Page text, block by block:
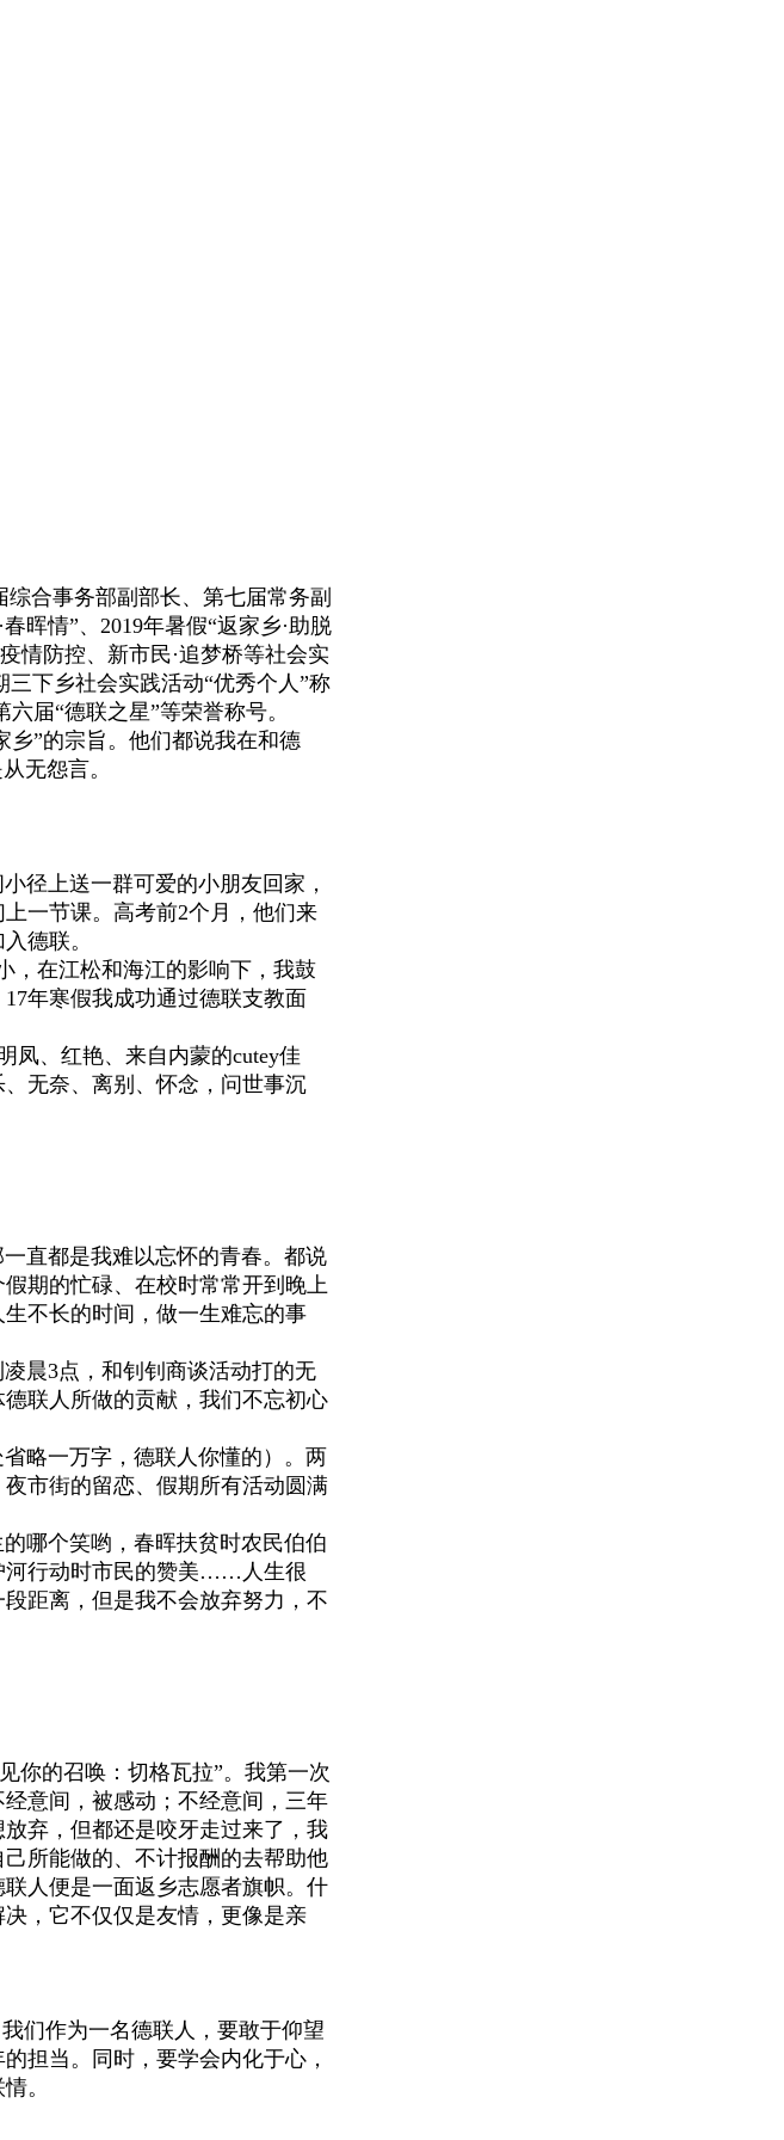
合事务部副部长、第七届常务副
晖情”、2019年暑假“返家乡·助脱
情防控、新市民·追梦桥等社会实
下乡社会实践活动“优秀个人”称
届“德联之星”等荣誉称号。
”的宗旨。他们都说我在和德
无怨言。
径上送一群可爱的小朋友回家，
一节课。高考前2个月，他们来
德联。
在江松和海江的影响下，我鼓
年寒假我成功通过德联支教面
、红艳、来自内蒙的cutey佳
无奈、离别、怀念，问世事沉
直都是我难以忘怀的青春。都说
期的忙碌、在校时常常开到晚上
不长的时间，做一生难忘的事
晨3点，和钊钊商谈活动打的无
联人所做的贡献，我们不忘初心
略一万字，德联人你懂的）。两
市街的留恋、假期所有活动圆满
哪个笑哟，春晖扶贫时农民伯伯
河行动时市民的赞美……人生很
距离，但是我不会放弃努力，不
的召唤：切格瓦拉”。我第一次
意间，被感动；不经意间，三年
弃，但都还是咬牙走过来了，我
所能做的、不计报酬的去帮助他
人便是一面返乡志愿者旗帜。什
，它不仅仅是友情，更像是亲
们作为一名德联人，要敢于仰望
担当。同时，要学会内化于心，
。